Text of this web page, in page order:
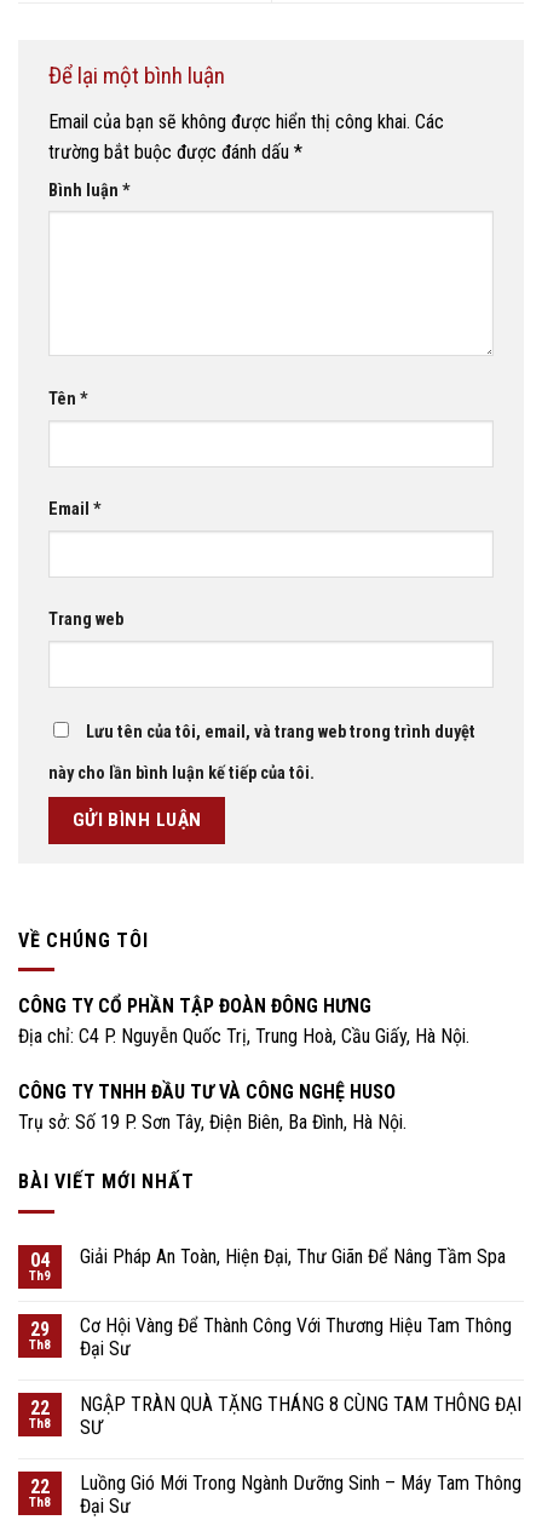
VỀ CHÚNG TÔI
CÔNG TY CỔ PHẦN TẬP ĐOÀN ĐÔNG HƯNG
Địa chỉ: C4 P. Nguyễn Quốc Trị, Trung Hoà, Cầu Giấy, Hà Nội.
CÔNG TY TNHH ĐẦU TƯ VÀ CÔNG NGHỆ HUSO
Trụ sở: Số 19 P. Sơn Tây, Điện Biên, Ba Đình, Hà Nội.
BÀI VIẾT MỚI NHẤT
04
Th9
Giải Pháp An Toàn, Hiện Đại, Thư Giãn Để Nâng Tầm Spa
29
Th8
Cơ Hội Vàng Để Thành Công Với Thương Hiệu Tam Thông
Đại Sư
22
Th8
NGẬP TRÀN QUÀ TẶNG THÁNG 8 CÙNG TAM THÔNG ĐẠI
SƯ
22
Th8
Luồng Gió Mới Trong Ngành Dưỡng Sinh – Máy Tam Thông
Đại Sư
Để lại một bình luận
Email của bạn sẽ không được hiển thị công khai. Các
trường bắt buộc được đánh dấu *
Bình luận *
Tên *
Email *
Trang web
Lưu tên của tôi, email, và trang web trong trình duyệt
này cho lần bình luận kế tiếp của tôi.